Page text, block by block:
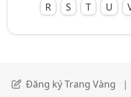
R
S T U
Đăng ký Trang Vàng |